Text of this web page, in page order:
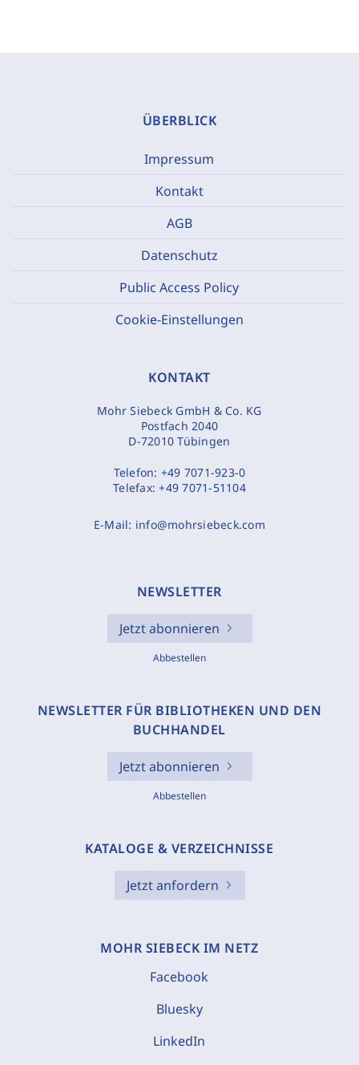
ÜBERBLICK
Impressum
Kontakt
AGB
Datenschutz
Public Access Policy
Cookie-Einstellungen
KONTAKT
Mohr Siebeck GmbH & Co. KG
Postfach 2040
D-72010 Tübingen
Telefon: +49 7071-923-0
Telefax:+49 7071-51104
E-Mail: info@mohrsiebeck.com
NEWSLETTER
Jetzt abonnieren
Abbestellen
NEWSLETTER FÜR BIBLIOTHEKEN UND DEN
BUCHHANDEL
Jetzt abonnieren
Abbestellen
KATALOGE & VERZEICHNISSE
Jetzt anfordern
MOHR SIEBECK IM NETZ
Facebook
Bluesky
LinkedIn